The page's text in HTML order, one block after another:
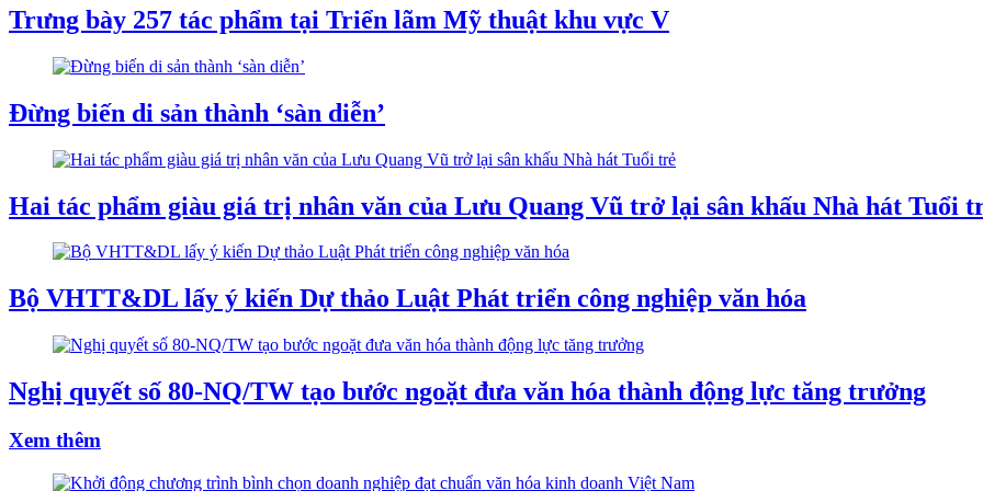
Trưng bày 257 tác phẩm tại Triển lãm Mỹ thuật khu vực V
Đừng biến di sản thành ‘sàn diễn’
Hai tác phẩm giàu giá trị nhân văn của Lưu Quang Vũ trở lại sân khấu Nhà hát Tuổi
Bộ VHTT&DL lấy ý kiến Dự thảo Luật Phát triển công nghiệp văn hóa
Nghị quyết số 80-NQ/TW tạo bước ngoặt đưa văn hóa thành động lực tăng trưởng
Xem thêm